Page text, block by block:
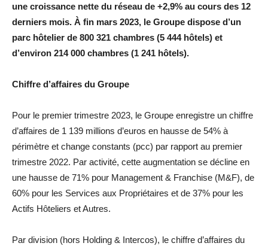
une croissance nette du réseau de +2,9% au cours des 12
derniers mois. À fin mars 2023, le Groupe dispose d’un
parc hôtelier de 800 321 chambres (5 444 hôtels) et
d’environ 214 000 chambres (1 241 hôtels).
Chiffre d’affaires du Groupe
Pour le premier trimestre 2023, le Groupe enregistre un chiffre
d’affaires de 1 139 millions d’euros en hausse de 54% à
périmètre et change constants (pcc) par rapport au premier
trimestre 2022. Par activité, cette augmentation se décline en
une hausse de 71% pour Management & Franchise (M&F), de
60% pour les Services aux Propriétaires et de 37% pour les
Actifs Hôteliers et Autres.
Par division (hors Holding & Intercos), le chiffre d’affaires du